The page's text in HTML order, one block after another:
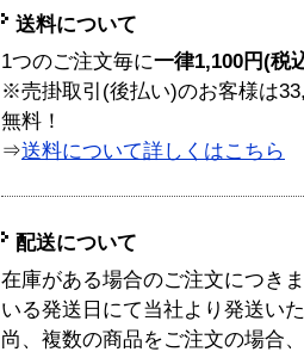
送料について
1つのご注文毎に一律1,100円(税
※売掛取引(後払い)のお客様は
無料！
⇒送料について詳しくはこちら
配送について
在庫がある場合のご注文につき
いる発送日にて当社より発送い
尚、複数の商品をご注文の場合